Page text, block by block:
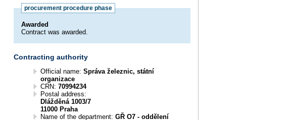
procurement procedure phase
Awarded
Contract was awarded.
Contracting authority
Official name:Správa železnic, státní
organizace
CRN:70994234
Postal address:
Dlážděná 1003/7
11000 Praha
Name of the department:GŘ O7 - oddělení